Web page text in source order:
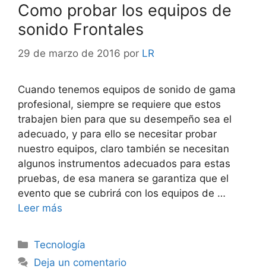
Como probar los equipos de
sonido Frontales
29 de marzo de 2016 por LR
Cuando tenemos equipos de sonido de gama
profesional, siempre se requiere que estos
trabajen bien para que su desempeño sea el
adecuado, y para ello se necesitar probar
nuestro equipos, claro también se necesitan
algunos instrumentos adecuados para estas
pruebas, de esa manera se garantiza que el
evento que se cubrirá con los equipos de …
Leer más
Categorías
Tecnología
Deja un comentario